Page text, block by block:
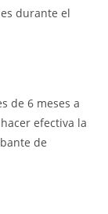
durante el
de 6 meses a
efectiva la
de